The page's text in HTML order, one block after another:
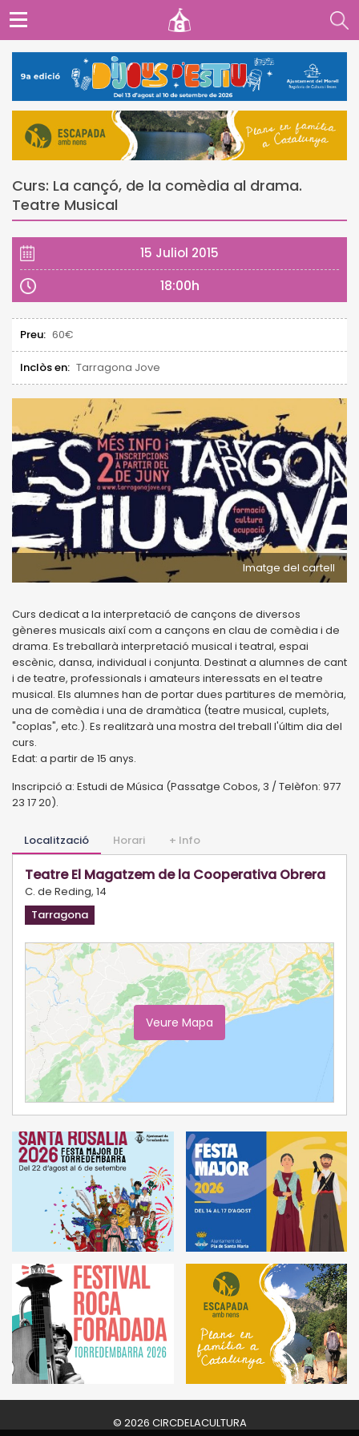
Curs: La cançó, de la comèdia al drama.
Teatre Musical
15 Juliol 2015
18:00h
Preu: 60€
Inclòs en: Tarragona Jove
Imatge del cartell
Curs dedicat a la interpretació de cançons de diversos
gèneres musicals així com a cançons en clau de comèdia i de
drama. Es treballarà interpretació musical i teatral, espai
escènic, dansa, individual i conjunta. Destinat a alumnes de cant
i de teatre, professionals i amateurs interessats en el teatre
musical. Els alumnes han de portar dues partitures de memòria,
una de comèdia i una de dramàtica (teatre musical, cuplets,
"coplas", etc.). Es realitzarà una mostra del treball l'últim dia del
curs.
Edat: a partir de 15 anys.
Inscripció a: Estudi de Música (Passatge Cobos, 3 / Telèfon: 977
23 17 20).
Localització Horari + Info
Teatre El Magatzem de la Cooperativa Obrera
C. de Reding, 14
Tarragona
Veure Mapa
© 2026 CIRCDELACULTURA